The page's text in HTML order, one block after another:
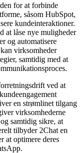
for at forbinde
såsom HubSpot,
kundeinteraktioner.
at låse nye muligheder
og automatisere
virksomheder
samtidig med at
ved at
en strømlinet tilgang
virksomhederne
samtidig sikre, at
tilbyder 2Chat en
at optimere deres